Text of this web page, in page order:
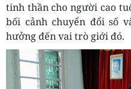
tinh thần cho người cao
bối cảnh chuyển đổi số
hưởng đến vai trò giới đó.